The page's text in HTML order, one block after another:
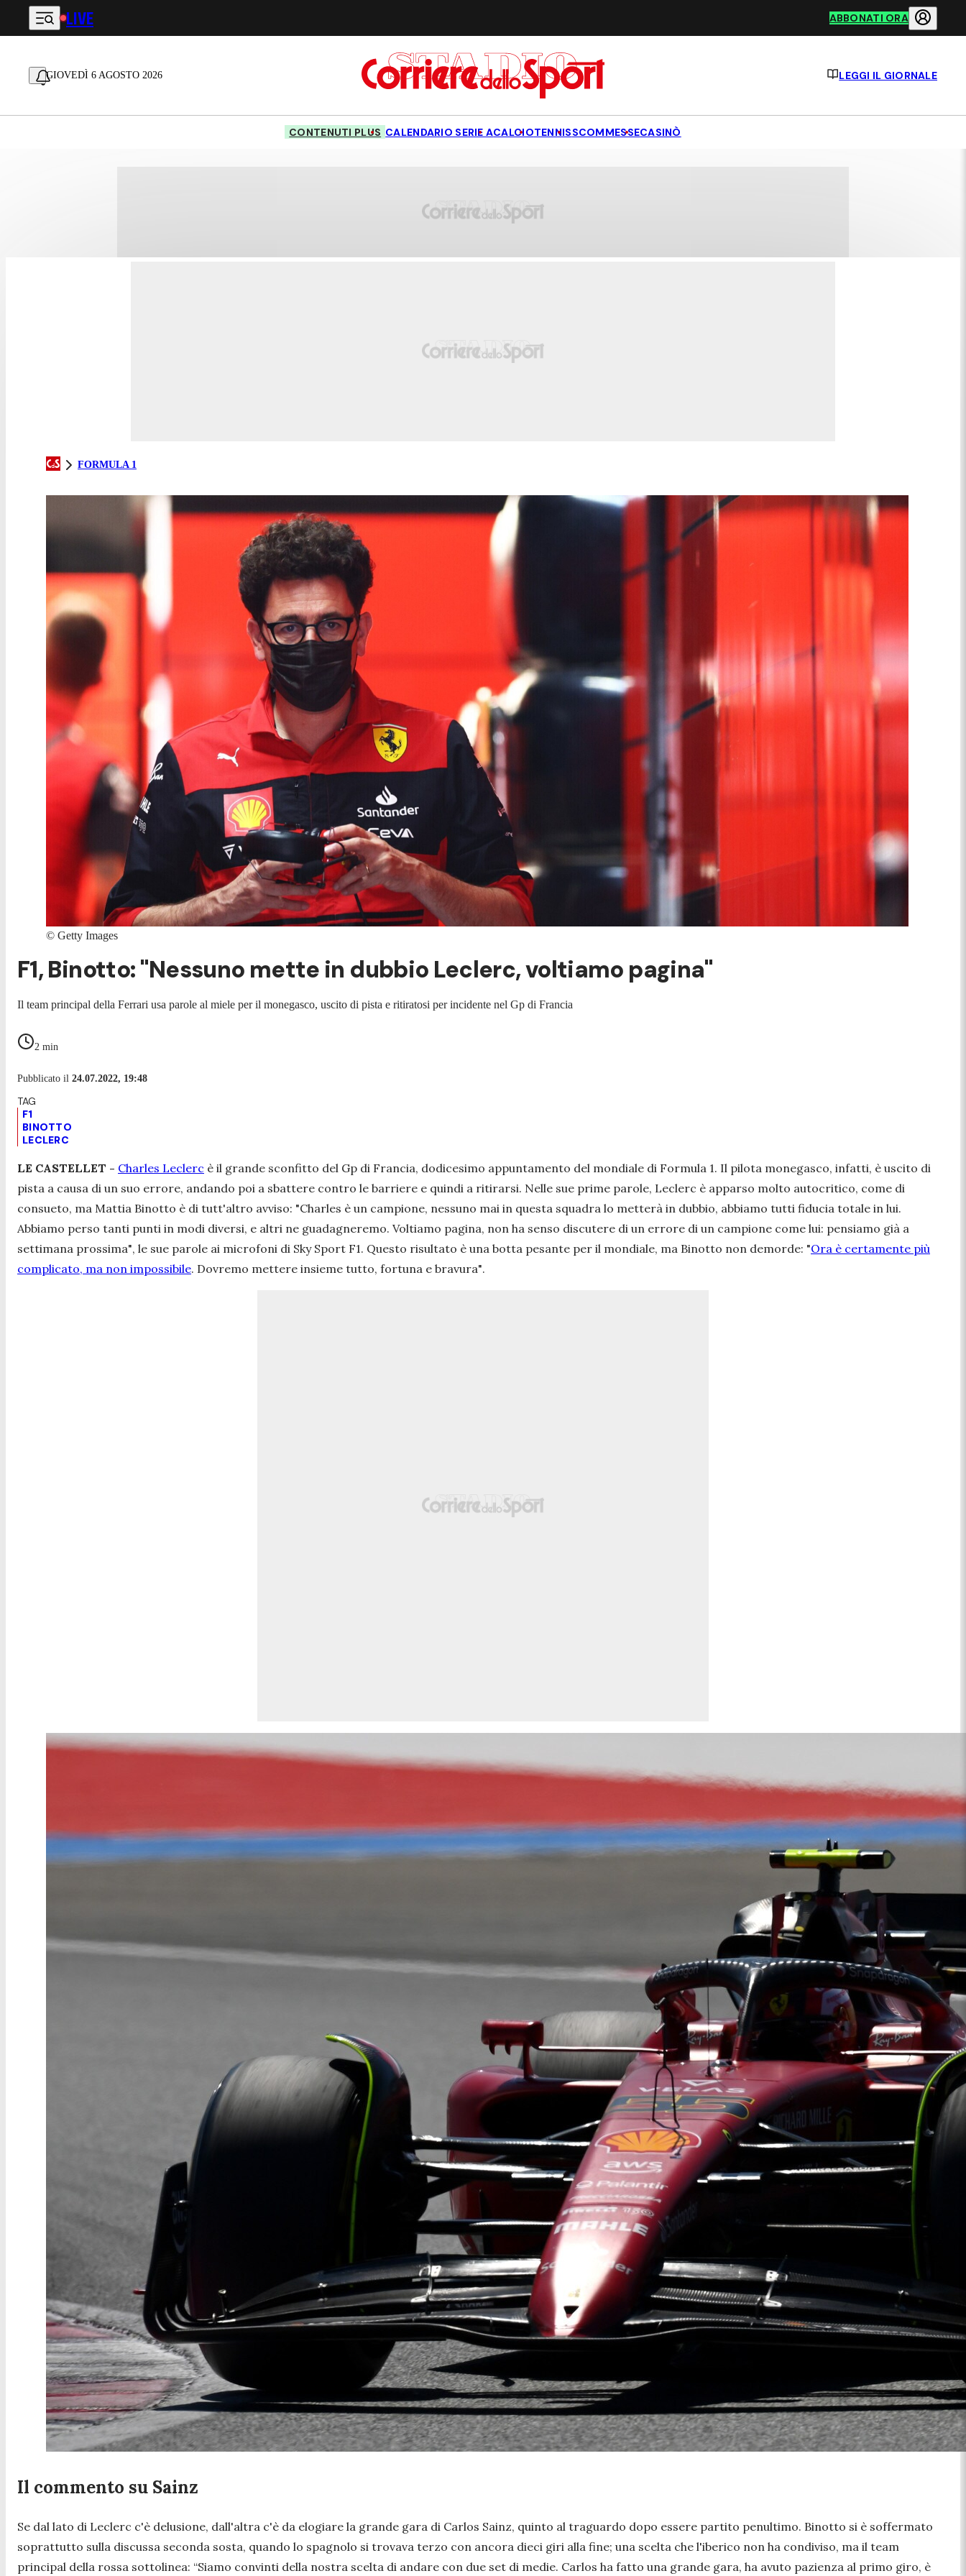
Vai al contenuto principale
LIVE ABBONATI ORA
GIOVEDÌ 6 AGOSTO 2026 LEGGI IL GIORNALE
CONTENUTI PLUS CALENDARIO SERIE ACALCIOTENNISSCOMMESSECASINÒ
FORMULA 1
© Getty Images
F1, Binotto: "Nessuno mette in dubbio Leclerc, voltiamo pagina"
Il team principal della Ferrari usa parole al miele per il monegasco, uscito di pista e ritiratosi per incidente nel Gp di Francia
2 min
Pubblicato il 24.07.2022, 19:48
F1
BINOTTO
LECLERC
LE CASTELLET - Charles Leclerc è il grande sconfitto del Gp di Francia, dodicesimo appuntamento del mondiale di Formula 1. Il pilota monegasco, infatti, è uscito di
pista a causa di un suo errore, andando poi a sbattere contro le barriere e quindi a ritirarsi. Nelle sue prime parole, Leclerc è apparso molto autocritico, come di
consueto, ma Mattia Binotto è di tutt'altro avviso: "Charles è un campione, nessuno mai in questa squadra lo metterà in dubbio, abbiamo tutti fiducia totale in lui.
Abbiamo perso tanti punti in modi diversi, e altri ne guadagneremo. Voltiamo pagina, non ha senso discutere di un errore di un campione come lui: pensiamo già a
settimana prossima", le sue parole ai microfoni di Sky Sport F1. Questo risultato è una botta pesante per il mondiale, ma Binotto non demorde: "Ora è certamente più
complicato, ma non impossibile. Dovremo mettere insieme tutto, fortuna e bravura".
Il commento su Sainz
Se dal lato di Leclerc c'è delusione, dall'altra c'è da elogiare la grande gara di Carlos Sainz, quinto al traguardo dopo essere partito penultimo. Binotto si è soffermato
soprattutto sulla discussa seconda sosta, quando lo spagnolo si trovava terzo con ancora dieci giri alla fine; una scelta che l'iberico non ha condiviso, ma il team
principal della rossa sottolinea: “Siamo convinti della nostra scelta di andare con due set di medie. Carlos ha fatto una grande gara, ha avuto pazienza al primo giro, è